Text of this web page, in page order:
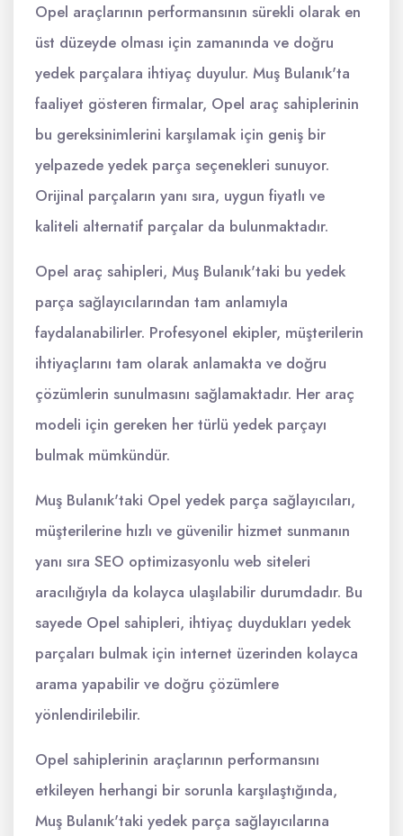
Opel araçlarının performansının sürekli olarak en
üst düzeyde olması için zamanında ve doğru
yedek parçalara ihtiyaç duyulur. Muş Bulanık'ta
faaliyet gösteren firmalar, Opel araç sahiplerinin
bu gereksinimlerini karşılamak için geniş bir
yelpazede yedek parça seçenekleri sunuyor.
Orijinal parçaların yanı sıra, uygun fiyatlı ve
kaliteli alternatif parçalar da bulunmaktadır.
Opel araç sahipleri, Muş Bulanık'taki bu yedek
parça sağlayıcılarından tam anlamıyla
faydalanabilirler. Profesyonel ekipler, müşterilerin
ihtiyaçlarını tam olarak anlamakta ve doğru
çözümlerin sunulmasını sağlamaktadır. Her araç
modeli için gereken her türlü yedek parçayı
bulmak mümkündür.
Muş Bulanık'taki Opel yedek parça sağlayıcıları,
müşterilerine hızlı ve güvenilir hizmet sunmanın
yanı sıra SEO optimizasyonlu web siteleri
aracılığıyla da kolayca ulaşılabilir durumdadır. Bu
sayede Opel sahipleri, ihtiyaç duydukları yedek
parçaları bulmak için internet üzerinden kolayca
arama yapabilir ve doğru çözümlere
yönlendirilebilir.
Opel sahiplerinin araçlarının performansını
etkileyen herhangi bir sorunla karşılaştığında,
Muş Bulanık'taki yedek parça sağlayıcılarına